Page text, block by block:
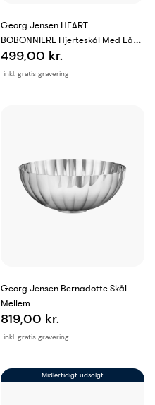
Georg Jensen HEART
BOBONNIERE Hjerteskål Med Låg -
Stor
inkl. gratis gravering
499,00 kr.
Georg Jensen Bernadotte Skål
Mellem
inkl. gratis gravering
819,00 kr.
Midlertidigt udsolgt